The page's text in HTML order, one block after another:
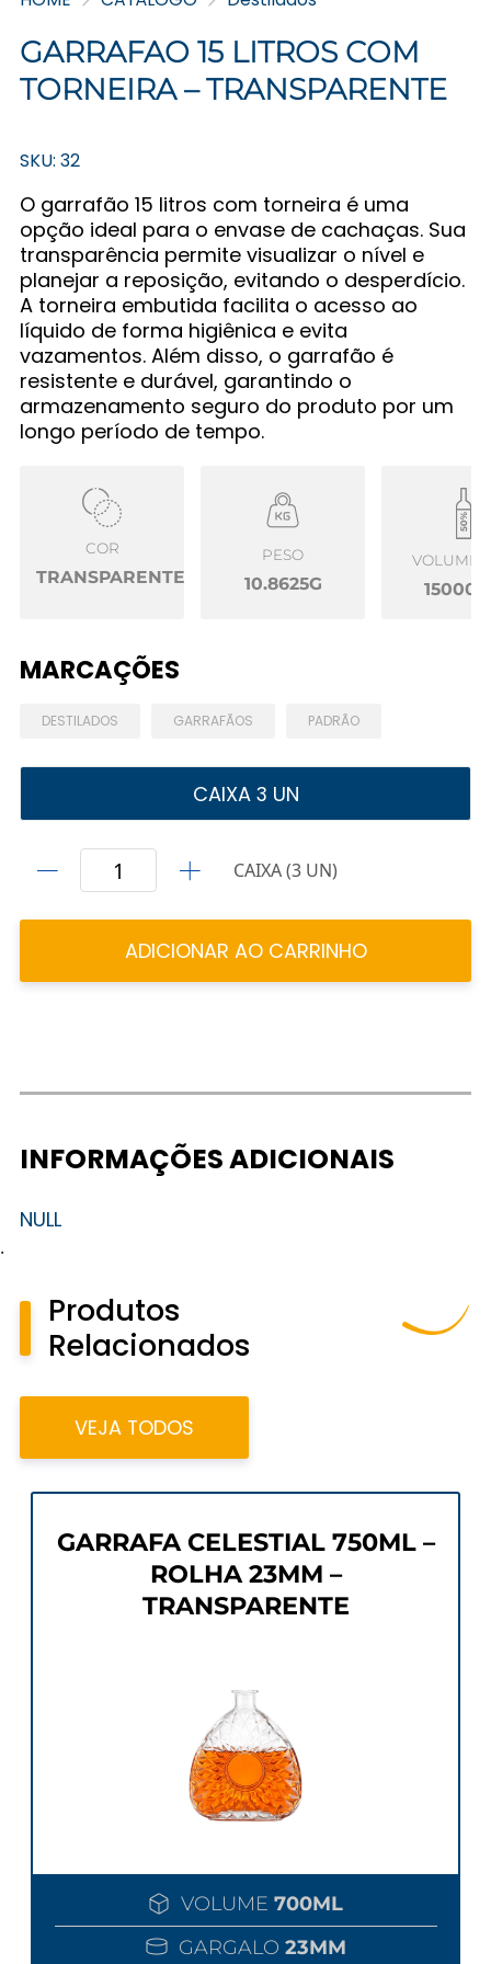
GARRAFAO 15 LITROS COM
TORNEIRA – TRANSPARENTE
SKU: 32
O garrafão 15 litros com torneira é uma
opção ideal para o envase de cachaças. Sua
transparência permite visualizar o nível e
planejar a reposição, evitando o desperdício.
A torneira embutida facilita o acesso ao
líquido de forma higiênica e evita
vazamentos. Além disso, o garrafão é
resistente e durável, garantindo o
armazenamento seguro do produto por um
longo período de tempo.
COR
TRANSPARENTE
PESO
10.8625G
VOLUME
MARCAÇÕES
DESTILADOS GARRAFÃOS PADRÃO
CAIXA 3 UN
CAIXA (3 UN)
ADICIONAR AO CARRINHO
INFORMAÇÕES ADICIONAIS
NULL
.
Produtos
Relacionados
VEJA TODOS
GARRAFA CELESTIAL 750ML –
ROLHA 23MM –
TRANSPARENTE
VOLUME 700ML
GARGALO 23MM